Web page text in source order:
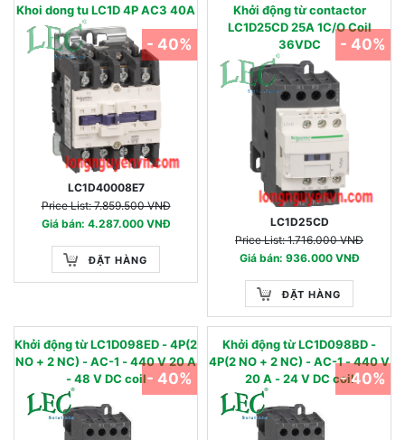
Khoi dong tu LC1D 4P AC3 40A
LC1D40008E7
Price List: 7.859.500 VNĐ
Giá bán: 4.287.000 VNĐ
ĐẶT HÀNG
- 40%
Khởi động từ contactor
LC1D25CD 25A 1C/O Coil
36VDC
LC1D25CD
Price List: 1.716.000 VNĐ
Giá bán: 936.000 VNĐ
ĐẶT HÀNG
- 40%
Khởi động từ LC1D098ED - 4P(2
NO + 2 NC) - AC-1 - 440 V 20 A
- 48 V DC coil- 40%
Khởi động từ LC1D098BD -
4P(2 NO + 2 NC) - AC-1 - 440 V
20 A - 24 V DC coil- 40%